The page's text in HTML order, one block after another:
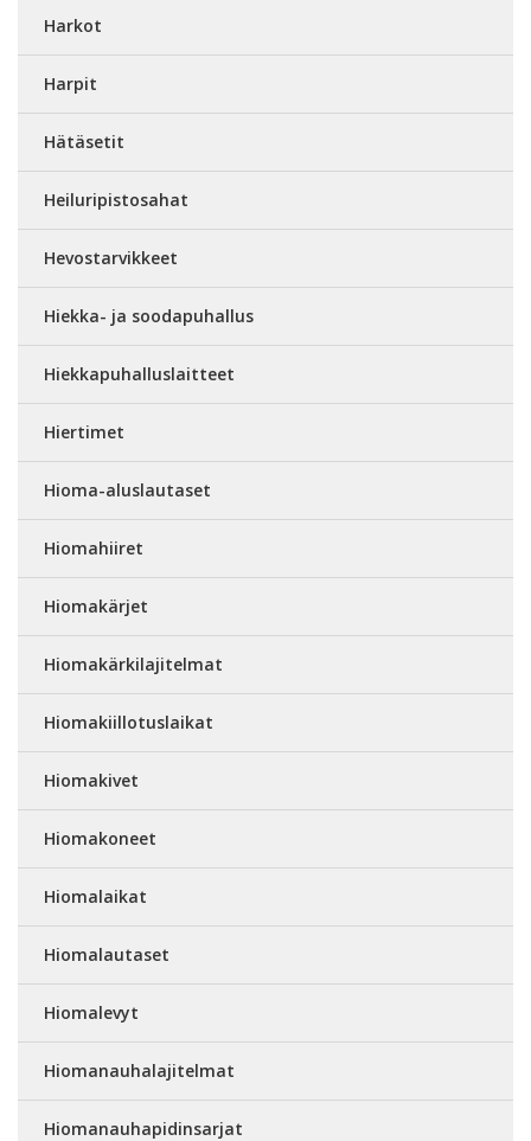
Harkot
Harpit
Hätäsetit
Heiluripistosahat
Hevostarvikkeet
Hiekka- ja soodapuhallus
Hiekkapuhalluslaitteet
Hiertimet
Hioma-aluslautaset
Hiomahiiret
Hiomakärjet
Hiomakärkilajitelmat
Hiomakiillotuslaikat
Hiomakivet
Hiomakoneet
Hiomalaikat
Hiomalautaset
Hiomalevyt
Hiomanauhalajitelmat
Hiomanauhapidinsarjat